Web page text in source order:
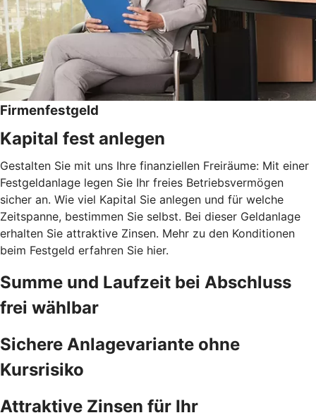
Firmenfestgeld
Kapital fest anlegen
Gestalten Sie mit uns Ihre finanziellen Freiräume: Mit einer
Festgeldanlage legen Sie Ihr freies Betriebsvermögen
sicher an. Wie viel Kapital Sie anlegen und für welche
Zeitspanne, bestimmen Sie selbst. Bei dieser Geldanlage
erhalten Sie attraktive Zinsen. Mehr zu den Konditionen
beim Festgeld erfahren Sie hier.
Summe und Laufzeit bei Abschluss
frei wählbar
Sichere Anlagevariante ohne
Kursrisiko
Attraktive Zinsen für Ihr